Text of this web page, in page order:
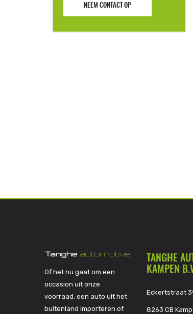
NEEM CONTACT OP
Of het nu gaat om een
occasion uit onze
voorraad, een auto uit het
buitenland importeren of
TANGHE
KAMPEN
Eckertstraat
8263 CB